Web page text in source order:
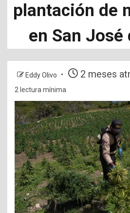
plantación de
en San José
Eddy Olivo 2 meses
2 lectura mínima